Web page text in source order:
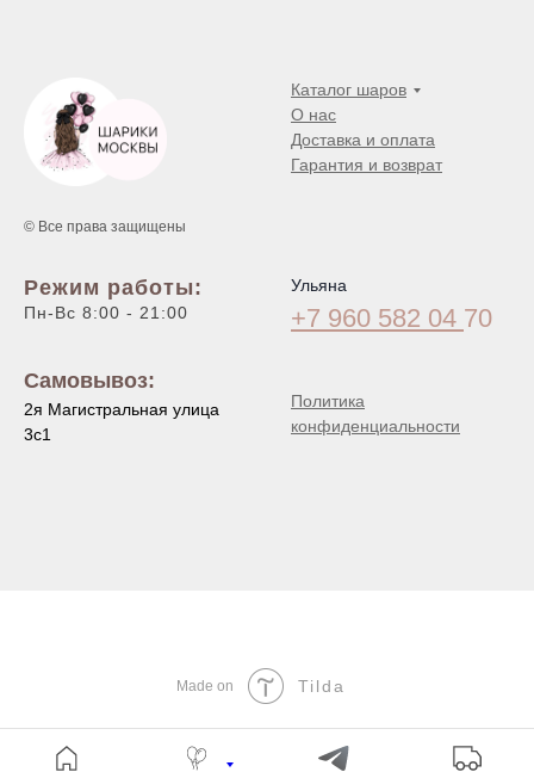
© Все права защищены
Каталог шаров
О нас
Доставка и оплата
Гарантия и возврат
Режим работы:
Пн-Вс 8:00 - 21:00
Самовывоз:
2я Магистральная улица
3с1
Ульяна
+7 960 582 04 70
Политика
конфиденциальности
Made on Tilda